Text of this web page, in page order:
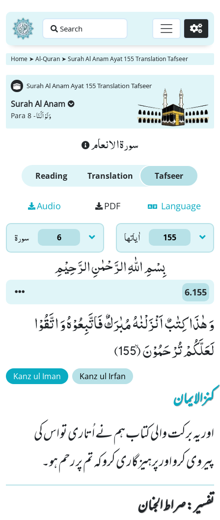
Search Go
Home ➤ Al-Quran ➤ Surah Al Anam Ayat 155 Translation Tafseer
Surah Al Anam Ayat 155 Translation Tafseer
Surah Al Anam
Para 8 -وَ لَوْ اَنَّنَا
سورة الانعام
Reading Translation Tafseer
Audio PDF Language
سورۃ 6 اٰياتها 155
بِسْمِ اللّٰهِ الرَّحْمٰنِ الرَّحِیْمِ
6.155
وَ هٰذَا كِتٰبٌ اَنْزَلْنٰهُ مُبٰرَكٌ فَاتَّبِعُوْهُ وَ اتَّقُوْا
لَعَلَّكُمْ تُرْحَمُوْنَۙ (155)
Kanz ul Iman Kanz ul Irfan
کنزالایمان
اور یہ برکت والی کتاب ہم نے اُتاری تو اس کی
پیروی کرو اور پرہیزگاری کرو کہ تم پر رحم ہو۔
تفسیر : ‎صراط الجنان